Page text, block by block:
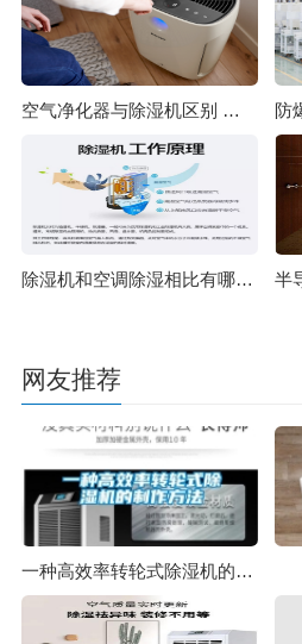
空气净化器与除湿机区别 除湿原理一样吗
除湿机和空调除湿相比有哪些优势？
网友推荐
一种高效率转轮式除湿机的制作方法